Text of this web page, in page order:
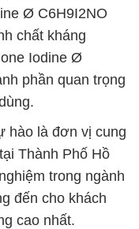
Ø C6H9I2NO
chất kháng
Iodine Ø
phần quan trọng
hào là đơn vị cung
Thành Phố Hồ
trong ngành
đến cho khách
cao nhất.